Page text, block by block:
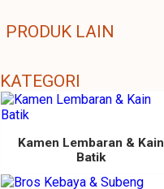
PRODUK LAIN
KATEGORI
Kamen Lembaran & Kain
Batik